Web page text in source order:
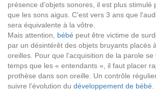
présence d’objets sonores, il est plus stimulé
que les sons aigus. C'est vers 3 ans que
sera équivalente à la vôtre.
Mais attention, bébé peut être victime de
par un désintérêt des objets bruyants placés
oreilles. Pour que l’acquisition de la parole
temps que les « entendants », il faut placer
prothèse dans son oreille. Un contrôle
suivre l’évolution du développement de bébé